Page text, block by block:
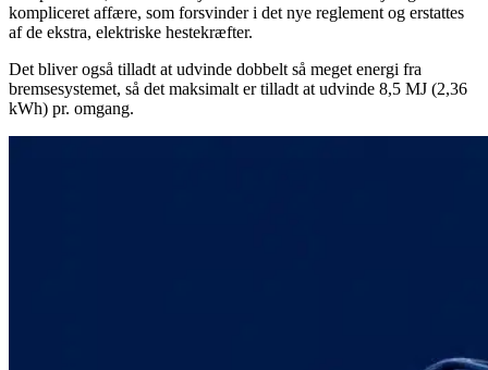
kompliceret affære, som forsvinder i det nye reglement og erstattes
af de ekstra, elektriske hestekræfter.
Det bliver også tilladt at udvinde dobbelt så meget energi fra
bremsesystemet, så det maksimalt er tilladt at udvinde 8,5 MJ (2,36
kWh) pr. omgang.